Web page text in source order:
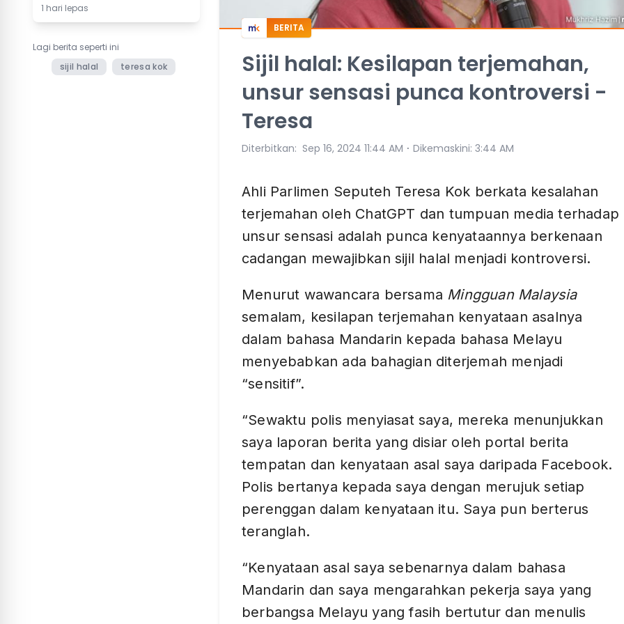
1 hari lepas
Lagi berita seperti ini
sijil halal
teresa kok
BERITA
Sijil halal: Kesilapan terjemahan,
unsur sensasi punca kontroversi -
Teresa
Diterbitkan: Sep 16, 2024 11:44 AM ⋅ Dikemaskini: 3:44 AM
Ahli Parlimen Seputeh Teresa Kok berkata kesalahan
terjemahan oleh ChatGPT dan tumpuan media terhadap
unsur sensasi adalah punca kenyataannya berkenaan
cadangan mewajibkan sijil halal menjadi kontroversi.
Menurut wawancara bersama Mingguan Malaysia
semalam, kesilapan terjemahan kenyataan asalnya
dalam bahasa Mandarin kepada bahasa Melayu
menyebabkan ada bahagian diterjemah menjadi
“sensitif”.
“Sewaktu polis menyiasat saya, mereka menunjukkan
saya laporan berita yang disiar oleh portal berita
tempatan dan kenyataan asal saya daripada Facebook.
Polis bertanya kepada saya dengan merujuk setiap
perenggan dalam kenyataan itu. Saya pun berterus
teranglah.
“Kenyataan asal saya sebenarnya dalam bahasa
Mandarin dan saya mengarahkan pekerja saya yang
berbangsa Melayu yang fasih bertutur dan menulis